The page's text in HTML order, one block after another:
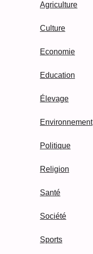
Agriculture
Culture
Economie
Education
Élevage
Environnement
Politique
Religion
Santé
Société
Sports